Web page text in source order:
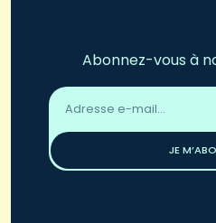
Abonnez-vous à
Adresse
email
JE